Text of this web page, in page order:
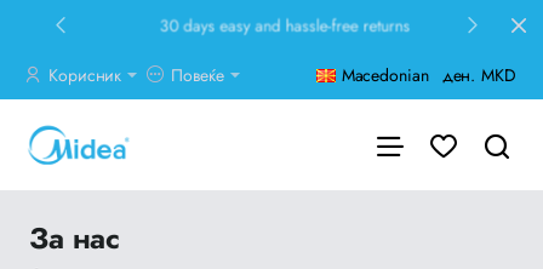
30 days easy and hassle-free returns
Корисник Повеќе Macedonian ден. MKD
За нас